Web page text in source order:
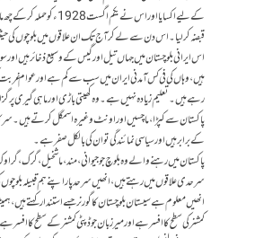
کے لیے اکسایا اور اس نے یکم
قبضہ کر لیا۔ اس دن سے لے کر آج تک ان علاقوں میں بلوچوں کی
اس ایرانی بلوچستان میں جہاں تیل اور گیس کے وسیع ذخائر ہیں اور
ہیں، وہاں کی فی کس آمدنی ایران میں سب سے کم ہے اور عوام غربت
رہے ہیں۔ تعلیم زیادہ نہیں ہے۔ وہ کھیتی باڑی اور ماہی گیری پر
پاکستان سے کپڑا، ماچسیں اور اونٹ وغیرہ اسمگل کرتے ہیں۔
کے برابر ہیں اور سیاسی نمائندگی تو ان کی بالکل صفر ہے۔
پاکستان میں رہنے والے وہ بلوچ جو جیوانی، مند، ماشخیل، گرک،
سرحدی علاقوں میں رہتے ہیں، انھیں سرحد پار اپنے ہم قبیلہ
انھیں معلوم ہے سیستان بلوچستان کا گورنر جسے استندار کہتے ہیں،
کمشنر کی سطح کا افسر ہے اور میر زبان جو ڈپٹی کمشنر کے سطح کا